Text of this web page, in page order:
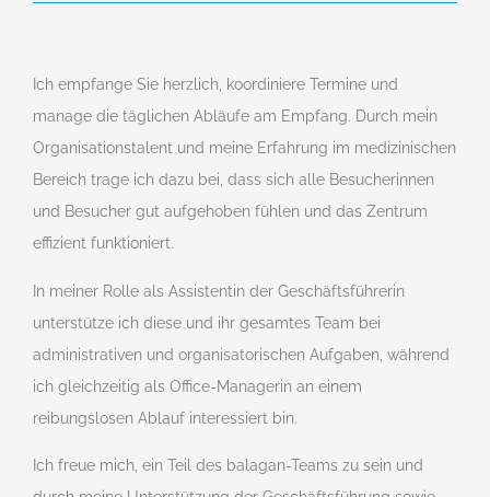
Ich empfange Sie herzlich, koordiniere Termine und
manage die täglichen Abläufe am Empfang. Durch mein
Organisationstalent und meine Erfahrung im medizinischen
Bereich trage ich dazu bei, dass sich alle Besucherinnen
und Besucher gut aufgehoben fühlen und das Zentrum
effizient funktioniert.
In meiner Rolle als Assistentin der Geschäftsführerin
unterstütze ich diese und ihr gesamtes Team bei
administrativen und organisatorischen Aufgaben, während
ich gleichzeitig als Office-Managerin an einem
reibungslosen Ablauf interessiert bin.
Ich freue mich, ein Teil des balagan-Teams zu sein und